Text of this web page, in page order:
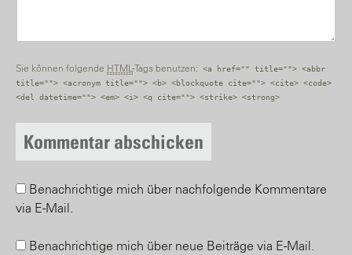
Sie können folgende HTML-Tags benutzen:
<a href="" title=""> <abbr
title=""> <acronym title=""> <b> <blockquote cite=""> <cite> <code>
<del datetime=""> <em> <i> <q cite=""> <strike> <strong>
Benachrichtige mich über nachfolgende Kommentare
via E-Mail.
Benachrichtige mich über neue Beiträge via E-Mail.